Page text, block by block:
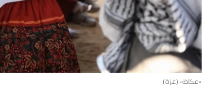
«عكاظ» (غزة)